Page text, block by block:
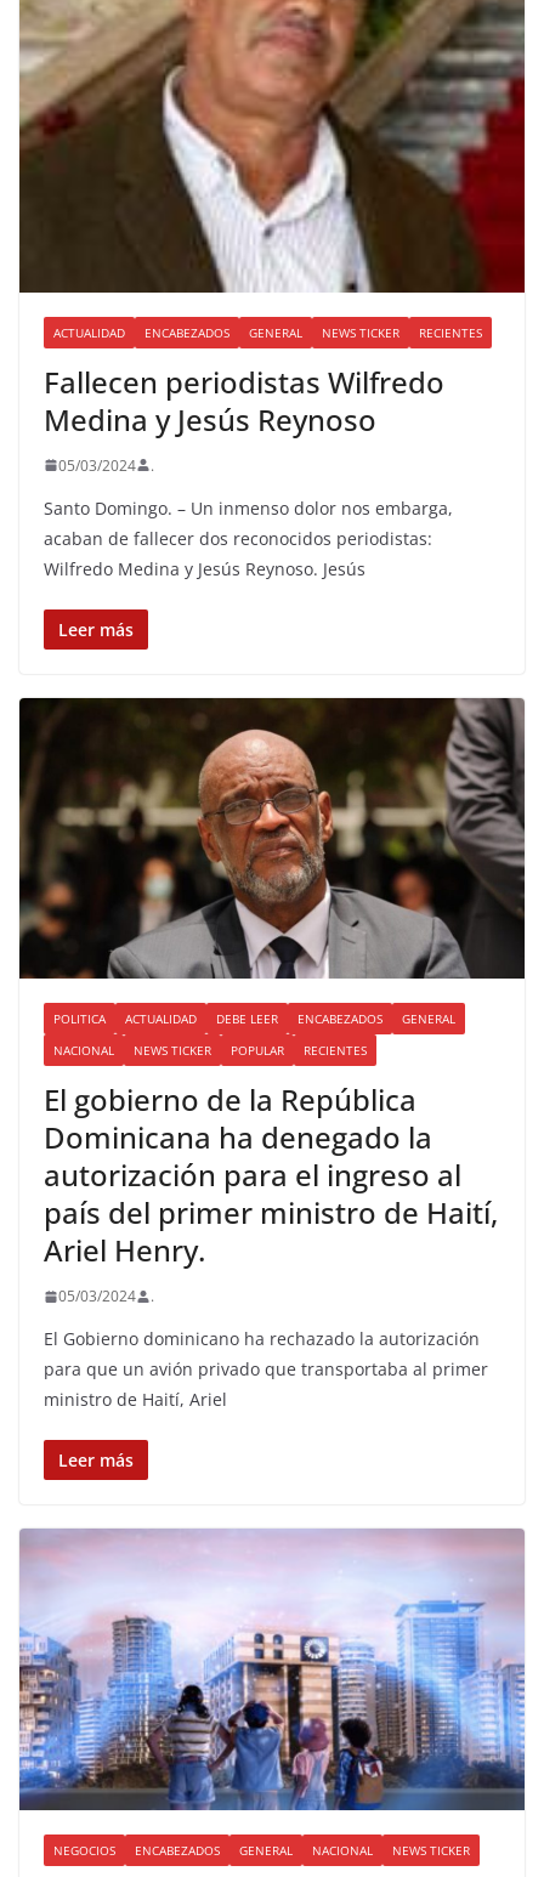
ACTUALIDAD ENCABEZADOS GENERAL NEWS TICKER RECIENTES
Fallecen periodistas Wilfredo
Medina y Jesús Reynoso
05/03/2024 .
Santo Domingo. – Un inmenso dolor nos embarga,
acaban de fallecer dos reconocidos periodistas:
Wilfredo Medina y Jesús Reynoso. Jesús
Leer más
POLITICA ACTUALIDAD DEBE LEER ENCABEZADOS
GENERAL
NACIONAL
NEWS TICKER POPULAR RECIENTES
El gobierno de la República
Dominicana ha denegado la
autorización para el ingreso al
país del primer ministro de Haití,
Ariel Henry.
05/03/2024 .
El Gobierno dominicano ha rechazado la autorización
para que un avión privado que transportaba al primer
ministro de Haití, Ariel
Leer más
NEGOCIOS ENCABEZADOS GENERAL NACIONAL NEWS TICKER